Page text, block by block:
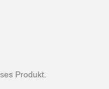
Produkt.